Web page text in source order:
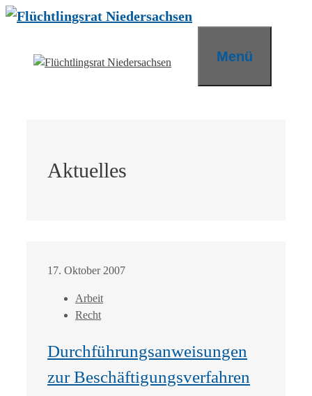
Zum
Menü
Aktuelles
17. Oktober 2007
Arbeit
Recht
Durchführungsanweisungen
zur Beschäftigungsverfahren